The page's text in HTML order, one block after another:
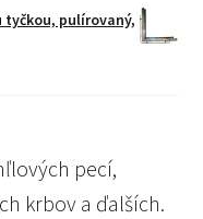
tyčkou, pulírovaný,
pecí,
krbov a ďalších.